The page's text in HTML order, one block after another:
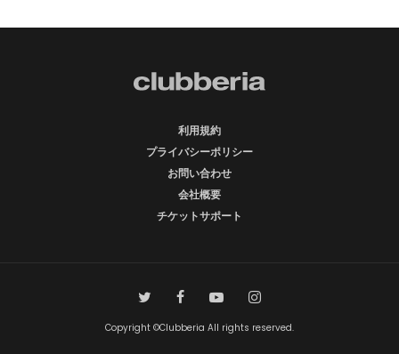
利用規約
プライバシーポリシー
お問い合わせ
会社概要
チケットサポート
Copyright ©Clubberia All rights reserved.